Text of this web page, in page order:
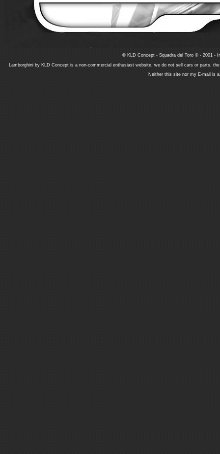
© KLD Concept - Squadra del Toro © - 2001 -
Lamborghini by KLD Concept is a non-commercial enthusiast website, we do not sell cars or parts,
Neither this site nor my E-mail is